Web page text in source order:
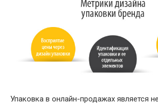
Упаковка в онлайн-продажах является